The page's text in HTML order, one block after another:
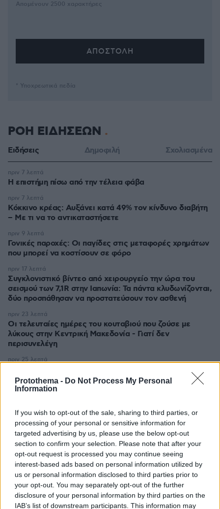
Protothema - Do Not Process My Personal
Information
If you wish to opt-out of the sale, sharing to third parties, or
processing of your personal or sensitive information for
targeted advertising by us, please use the below opt-out
section to confirm your selection. Please note that after your
opt-out request is processed you may continue seeing
interest-based ads based on personal information utilized by
us or personal information disclosed to third parties prior to
your opt-out. You may separately opt-out of the further
disclosure of your personal information by third parties on the
IAB’s list of downstream participants. This information may
Απομένουν 2500 χαρακτήρες
* Υποχρεωτικά πεδία
ΡΟΗ ΕΙΔΗΣΕΩΝ
Ειδήσεις Δημοφιλή Σχολιασμένα
Η επιστήμη πίσω από την τέλεια φάβα
πριν 7 λεπτά
Κόκκινο κρέας: Αυξάνει κατά 49% τον κίνδυνο διαβήτη
– Με τι να το αντικαταστήσετε
πριν 7 λεπτά
Γονικές παροχές: Οι παγίδες στις μεταφορές χρημάτων
που μπορεί να κοστίσουν σε φόρο
πριν 9 λεπτά
Συγκλονιστικό βίντεο από χειρουργείο την ώρα του
σεισμού των 7,1R στην Ιαπωνία: Τα πάντα κλυδωνίζονται,
δύο προσπάθησαν να προστατεύσουν τον ασθενή
πριν 17 λεπτά
Οι τελευταίες ημέρες του κουταβιού που ζούσε με
λύκους στην Κεντρική Μακεδονία - Γιατί δεν
περισυνελέγη
πριν 23 λεπτά
Μητσιά να τραγουδάει τον «Γιάννη τον φονιά»; Πού
σταματάει ο νόμος για τα πνευματικά δικαιώματα
πριν 25 λεπτά
Πετρέλαιο: Πιάνει και πάλι τα 83 δολάρια το Brent μετά
το σχέδιο του Ιράν για τα Στενά του Ορμούζ
Μαθητής άνοιξε πυρ μέσα σε σχολείο στην Ταϊλάνδη,
τουλάχιστον ένας νεκρός
πριν 30 λεπτά
Το νέο σχέδιο για τη βιομηχανία: Οι μεταρρυθμίσεις, οι
επενδύσεις και οι νέες προτεραιότητες
πριν μία ώρα